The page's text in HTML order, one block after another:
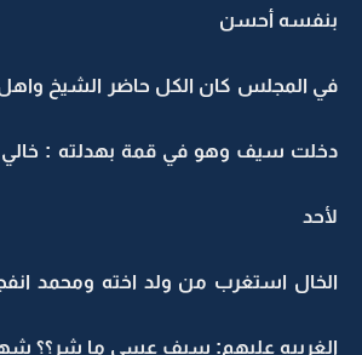
بنفسه أحسن
في المجلس كان الكل حاضر الشيخ واهل
دخلت سيف وهو في قمة بهدلته : خالي
لأحد
الخال استغرب من ولد اخته ومحمد
الغريبه عليهم: سيف عسى ما شر؟؟